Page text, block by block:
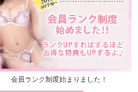
会員ランク制度始まりました！